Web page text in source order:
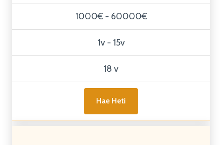
1000€ - 60000€
1v - 15v
18 v
Hae Heti